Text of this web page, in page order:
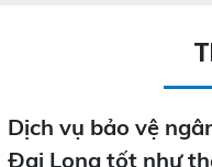
Dịch vụ bảo vệ
Đại Long tốt như